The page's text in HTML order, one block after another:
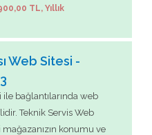
TL, Yıllık
Web Sitesi -
bağlantılarında web
Teknik Servis Web
konumu ve